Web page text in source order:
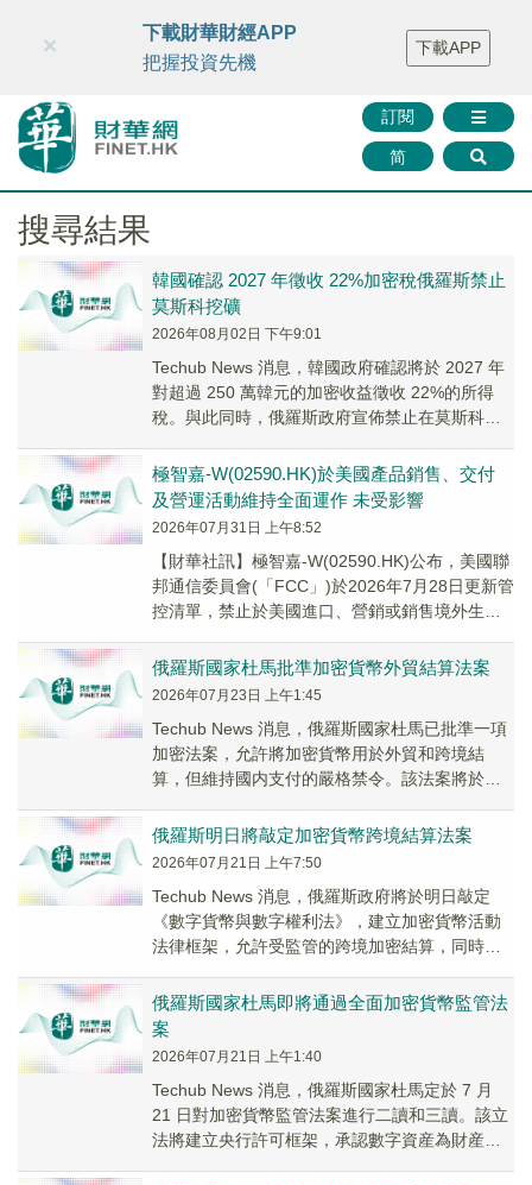
財華智庫網 FINTV FINMETA 財華證券 媒體矩陣
智庫沙龍
聯絡我們
訂閱
简
×
下載財華財經APP
把握投資先機
下載APP
搜尋結果
韓國確認 2027 年徵收 22%加密稅俄羅斯禁止
莫斯科挖礦
2026年08月02日 下午9:01
Techub News 消息，韓國政府確認將於 2027 年
對超過 250 萬韓元的加密收益徵收 22%的所得
稅。與此同時，俄羅斯政府宣佈禁止在莫斯科及
極智嘉-W(02590.HK)於美國產品銷售、交付
及營運活動維持全面運作 未受影響
2026年07月31日 上午8:52
【財華社訊】極智嘉-W(02590.HK)公布，美國聯
邦通信委員會(「FCC」)於2026年7月28日更新管
控清單，禁止於美國進口、營銷或銷售境外生產
俄羅斯國家杜馬批準加密貨幣外貿結算法案
2026年07月23日 上午1:45
Techub News 消息，俄羅斯國家杜馬已批準一項
加密法案，允許將加密貨幣用於外貿和跨境結
算，但維持國内支付的嚴格禁令。該法案將於
俄羅斯明日將敲定加密貨幣跨境結算法案
2026年07月21日 上午7:50
Techub News 消息，俄羅斯政府將於明日敲定
《數字貨幣與數字權利法》，建立加密貨幣活動
法律框架，允許受監管的跨境加密結算，同時維
俄羅斯國家杜馬即將通過全面加密貨幣監管法
案
2026年07月21日 上午1:40
Techub News 消息，俄羅斯國家杜馬定於 7 月
21 日對加密貨幣監管法案進行二讀和三讀。該立
法將建立央行許可框架，承認數字資産為財産